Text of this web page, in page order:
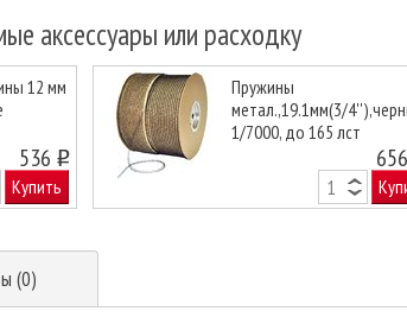
аксессуары или расходку
12 мм
536 o
Купить
Пружины
метал.,19.1мм(3/
1/7000, до 165 лст
Next
(0)